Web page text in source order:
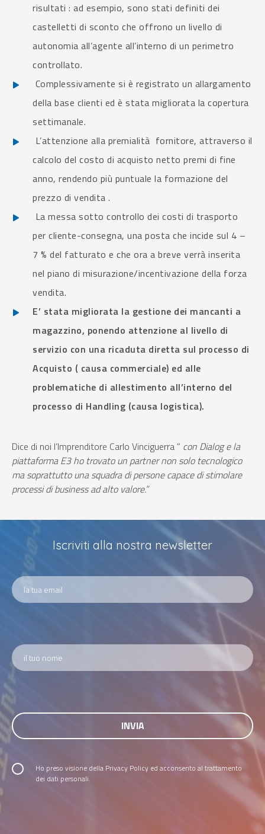
risultati : ad esempio, sono stati definiti dei
castelletti di sconto che offrono un livello di
autonomia all’agente all’interno di un perimetro
controllato.
Complessivamente si è registrato un allargamento
della base clienti ed è stata migliorata la copertura
settimanale.
L’attenzione alla premialità fornitore, attraverso il
calcolo del costo di acquisto netto premi di fine
anno, rendendo più puntuale la formazione del
prezzo di vendita .
La messa sotto controllo dei costi di trasporto
per cliente-consegna, una posta che incide sul 4 –
7 % del fatturato e che ora a breve verrà inserita
nel piano di misurazione/incentivazione della forza
vendita.
E’ stata migliorata la gestione dei mancanti a
magazzino, ponendo attenzione al livello di
servizio con una ricaduta diretta sul processo di
Acquisto ( causa commerciale) ed alle
problematiche di allestimento all’interno del
processo di Handling (causa logistica).
Dice di noi l’Imprenditore Carlo Vinciguerra ” con Dialog e la
piattaforma E3 ho trovato un partner non solo tecnologico
ma soprattutto una squadra di persone capace di stimolare
processi di business ad alto valore.”
Iscriviti alla nostra newsletter
Ho preso visione della Privacy Policy ed acconsento al trattamento
dei dati personali.